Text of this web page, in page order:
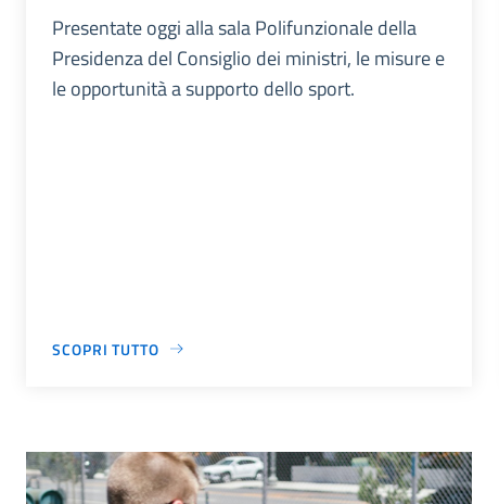
Presentate oggi alla sala Polifunzionale della
Presidenza del Consiglio dei ministri, le misure e
le opportunità a supporto dello sport.
SCOPRI TUTTO